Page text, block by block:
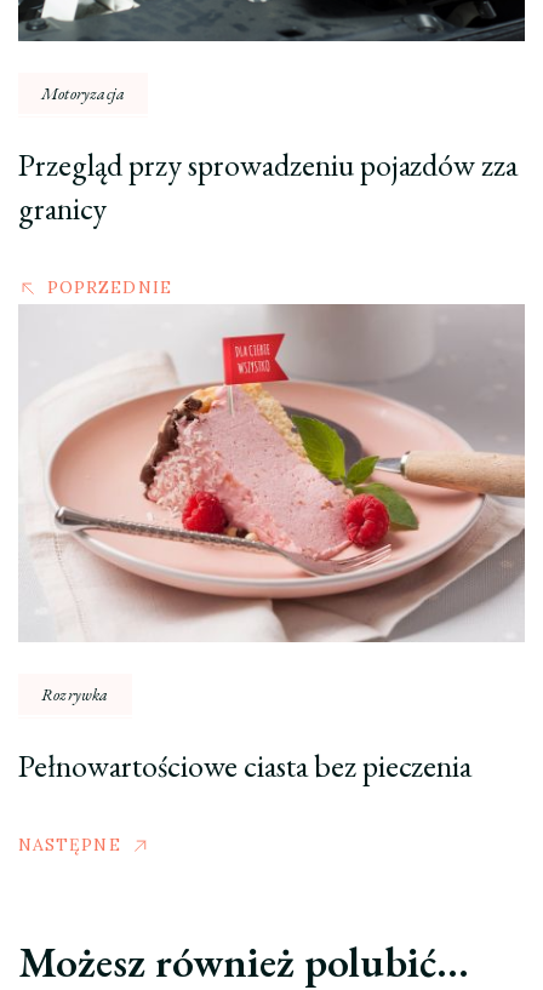
Motoryzacja
Przegląd przy sprowadzeniu pojazdów zza
granicy
POPRZEDNIE
Rozrywka
Pełnowartościowe ciasta bez pieczenia
NASTĘPNE
Możesz również polubić…